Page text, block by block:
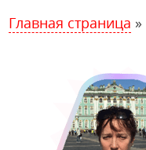
Главная страница »